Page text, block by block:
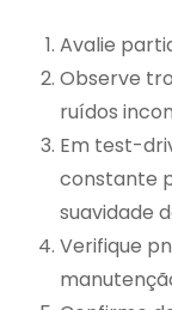
Avalie
Observe
ruídos
Em test-
constante
suavidade
Verifique